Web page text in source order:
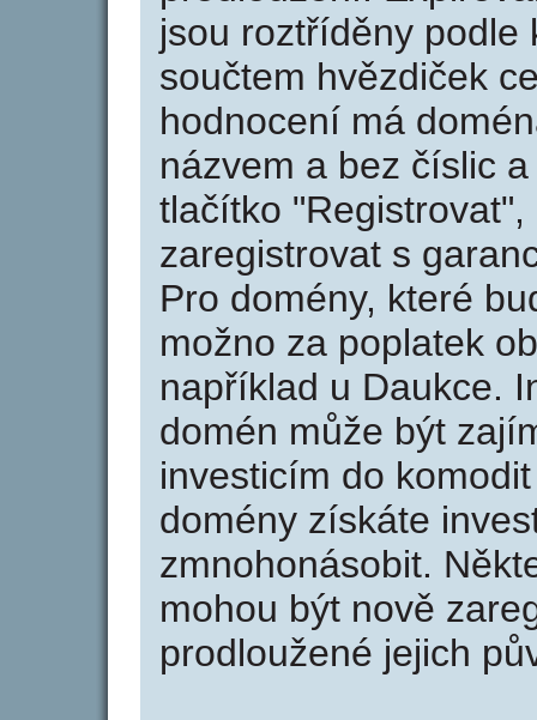
jsou roztříděny podle
součtem hvězdiček
hodnocení má
názvem a bez číslic
tlačítko
zaregistrovat s
Pro domény, které
možno za poplatek
například u Daukce.
domén může být
investicím do
domény získáte
zmnohonásobit.
mohou být nově
prodloužené jejich